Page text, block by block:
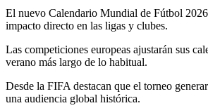
El nuevo Calendario Mundial de Fútbol
impacto directo en las ligas y clubes.
Las competiciones europeas ajustarán sus
verano más largo de lo habitual.
Desde la FIFA destacan que el torneo
una audiencia global histórica.